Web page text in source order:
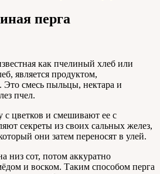
перга
как пчелиный хлеб или
является продуктом,
смесь пыльцы, нектара и
пчел.
цветков и смешивают ее с
секреты из своих сальных желез,
они затем переносят в улей.
низ сот, потом аккуратно
и воском. Таким способом перга